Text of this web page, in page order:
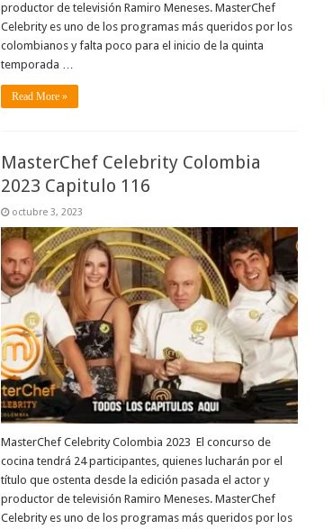
productor de televisión Ramiro Meneses. MasterChef
Celebrity es uno de los programas más queridos por los
colombianos y falta poco para el inicio de la quinta
temporada …
Read More »
MasterChef Celebrity Colombia
2023 Capitulo 116
octubre 3, 2023
MasterChef Celebrity Colombia 2023 El concurso de
cocina tendrá 24 participantes, quienes lucharán por el
título que ostenta desde la edición pasada el actor y
productor de televisión Ramiro Meneses. MasterChef
Celebrity es uno de los programas más queridos por los